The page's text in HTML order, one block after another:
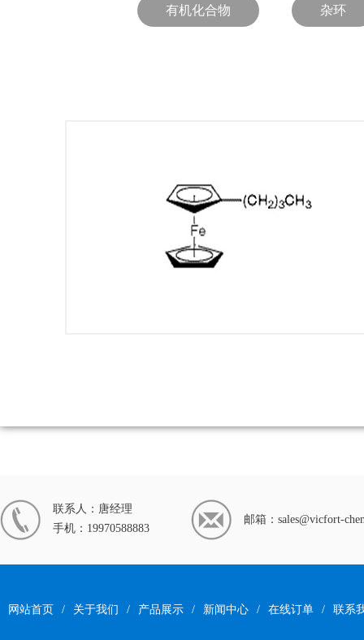
有机化合物 杂环
联系人：唐经理
手机：19970588883
邮箱： sales@vicfort-
网站首页 / 关于我们 / 产品展示 / 新闻中心 / 在线订单 / 联系